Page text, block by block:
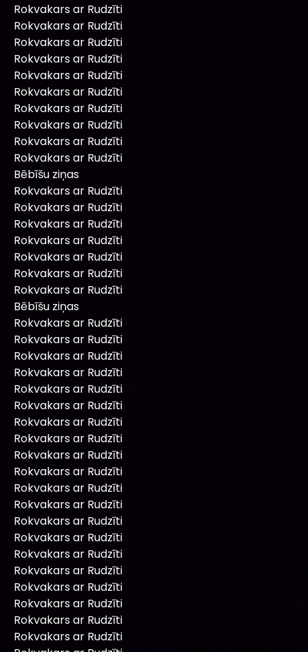
Rokvakars ar Rudzīti
Rokvakars ar Rudzīti
Rokvakars ar Rudzīti
Rokvakars ar Rudzīti
Rokvakars ar Rudzīti
Rokvakars ar Rudzīti
Rokvakars ar Rudzīti
Rokvakars ar Rudzīti
Rokvakars ar Rudzīti
Rokvakars ar Rudzīti
Bēbīšu ziņas
Rokvakars ar Rudzīti
Rokvakars ar Rudzīti
Rokvakars ar Rudzīti
Rokvakars ar Rudzīti
Rokvakars ar Rudzīti
Rokvakars ar Rudzīti
Rokvakars ar Rudzīti
Bēbīšu ziņas
Rokvakars ar Rudzīti
Rokvakars ar Rudzīti
Rokvakars ar Rudzīti
Rokvakars ar Rudzīti
Rokvakars ar Rudzīti
Rokvakars ar Rudzīti
Rokvakars ar Rudzīti
Rokvakars ar Rudzīti
Rokvakars ar Rudzīti
Rokvakars ar Rudzīti
Rokvakars ar Rudzīti
Rokvakars ar Rudzīti
Rokvakars ar Rudzīti
Rokvakars ar Rudzīti
Rokvakars ar Rudzīti
Rokvakars ar Rudzīti
Rokvakars ar Rudzīti
Rokvakars ar Rudzīti
Rokvakars ar Rudzīti
Rokvakars ar Rudzīti